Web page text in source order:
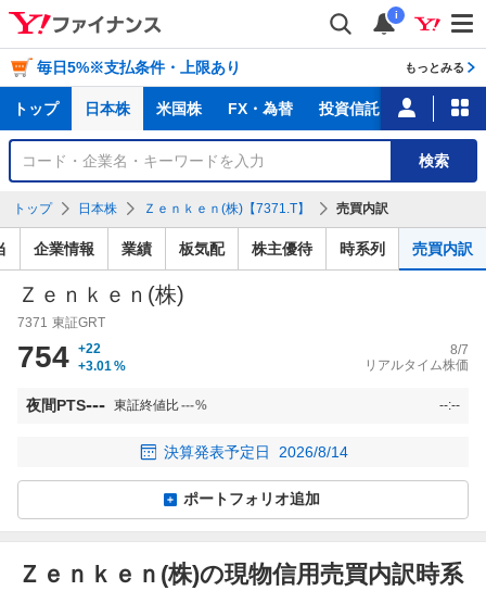
i
毎日5%※支払条件・上限あり もっとみる
サ
トップ 日本株 米国株 FX・為替 投資信託 ニュース
銘
検
検索
トップ 日本株 Ｚｅｎｋｅｎ(株)【7371.T】 売買内訳
企業情報 業績 板気配 株主優待 時系列 売買内訳
Ｚｅｎｋｅｎ(株)
7371 東証GRT
754 +22
+3.01 %
8/7
リアルタイム株価
夜間PTS--- 東証終値比---% --:--
決算発表予定日 2026/8/14
ポートフォリオ追加
Ｚｅｎｋｅｎ(株)の現物信用売買内訳時系